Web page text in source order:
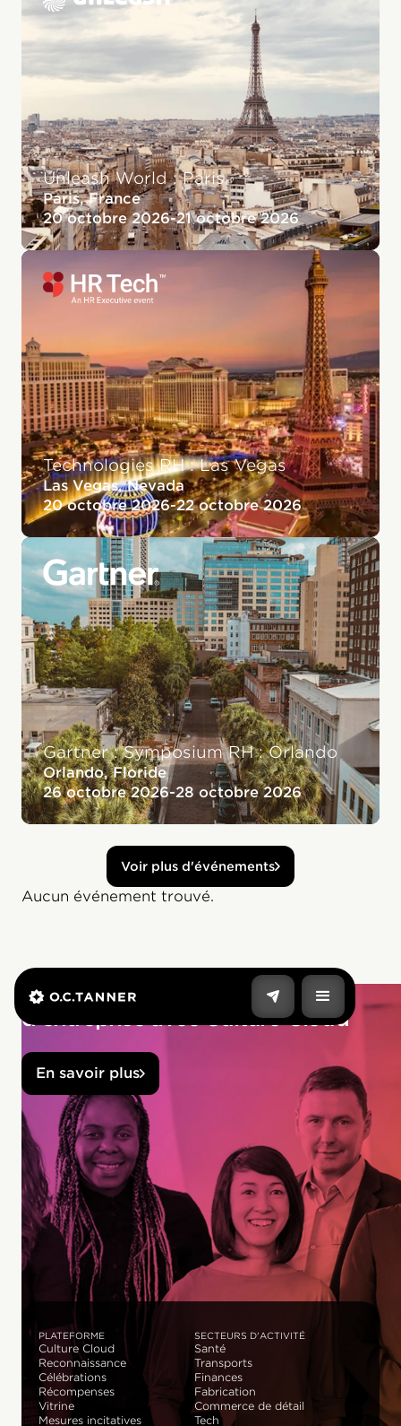
Unleash World : Paris
Paris, France
20 octobre 2026-21 octobre 2026
Technologies RH : Las Vegas
Las Vegas, Nevada
20 octobre 2026-22 octobre 2026
Gartner : Symposium RH : Orlando
Orlando, Floride
26 octobre 2026-28 octobre 2026
Voir plus d'événements
Aucun événement trouvé.
Renforcez votre culture
d'entreprise avec Culture Cloud
En savoir plus
PLATEFORME
Culture Cloud
Reconnaissance
Célébrations
Récompenses
Vitrine
Mesures incitatives
SECTEURS D'ACTIVITÉ
Santé
Transports
Finances
Fabrication
Commerce de détail
Tech